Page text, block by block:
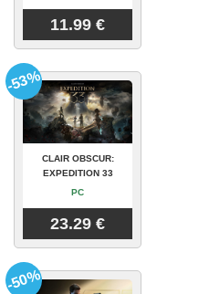
11.99 €
CLAIR OBSCUR:
EXPEDITION 33
PC
23.29 €
-53%
-50%